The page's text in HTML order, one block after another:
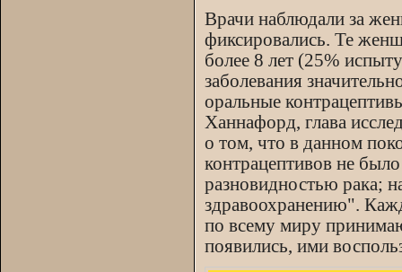
Врачи наблюдали за
фиксировались. Те
более 8 лет (25%
заболевания
оральные
Ханнафорд, глава
о том, что в данном
контрацептивов не
разновидностью рака;
здравоохранению".
по всему миру
появились, ими